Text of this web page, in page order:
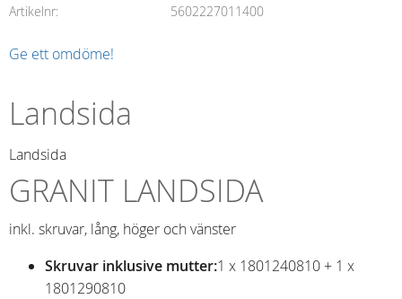
Artikelnr
5602227011400
Ge ett omdöme!
Landsida
Landsida
GRANIT LANDSIDA
inkl. skruvar, lång, höger och vänster
Skruvar inklusive mutter:1 x 1801240810 + 1 x
1801290810